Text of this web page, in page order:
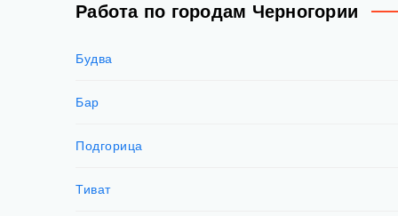
Работа по городам Черногории
Будва
Бар
Подгорица
Тиват